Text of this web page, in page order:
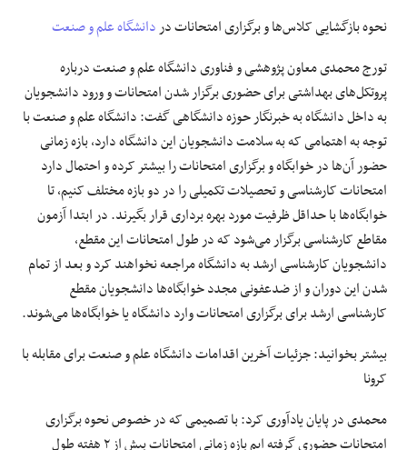
نحوه بازگشایی کلاس‌ها و برگزاری امتحانات دردانشگاه علم و صنعت
تورج محمدی معاون پژوهشی و فناوری دانشگاه علم و صنعت درباره
پروتکل‌های بهداشتی برای حضوری برگزار شدن امتحانات و ورود دانشجویان
به داخل دانشگاه به خبرنگارحوزه دانشگاهیگفت: دانشگاه علم و صنعت با
توجه به اهتمامی که به سلامت دانشجویان این دانشگاه دارد، بازه زمانی
حضور آن‌ها در خوابگاه و برگزاری امتحانات را بیشتر کرده و احتمال دارد
امتحانات کارشناسی و تحصیلات تکمیلی را در دو بازه مختلف کنیم، تا
خوابگاه‌ها با حداقل ظرفیت مورد بهره برداری قرار بگیرند. در ابتدا آزمون
مقاطع کارشناسی برگزار می‌شود که در طول امتحانات این مقطع،
دانشجویان کارشناسی ارشد به دانشگاه مراجعه نخواهند کرد و بعد از تمام
شدن این دوران و از ضدعفونی مجدد خوابگاه‌ها دانشجویان مقطع
کارشناسی ارشد برای برگزاری امتحانات وارد دانشگاه یا خوابگاه‌ها می‌شوند.
بیشتر بخوانید: جزئیات آخرین اقدامات دانشگاه علم و صنعت برای مقابله با
کرونا
محمدی در پایان یادآوری کرد: با تصمیمی که در خصوص نحوه برگزاری
امتحانات حضوری گرفته ایم بازه زمانی امتحانات بیش از ۲ هفته طول